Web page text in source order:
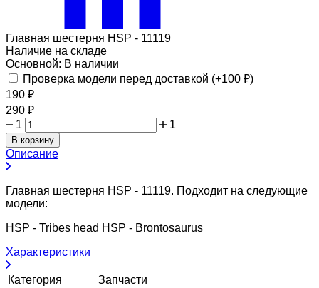
Главная шестерня HSP - 11119
Наличие на складе
Основной: В наличии
Проверка модели перед доставкой (+100 ₽)
190 ₽
290 ₽
1
1
В корзину
Описание
Главная шестерня HSP - 11119. Подходит на следующие
модели:
HSP - Tribes head HSP - Brontosaurus
Характеристики
Категория
Запчасти